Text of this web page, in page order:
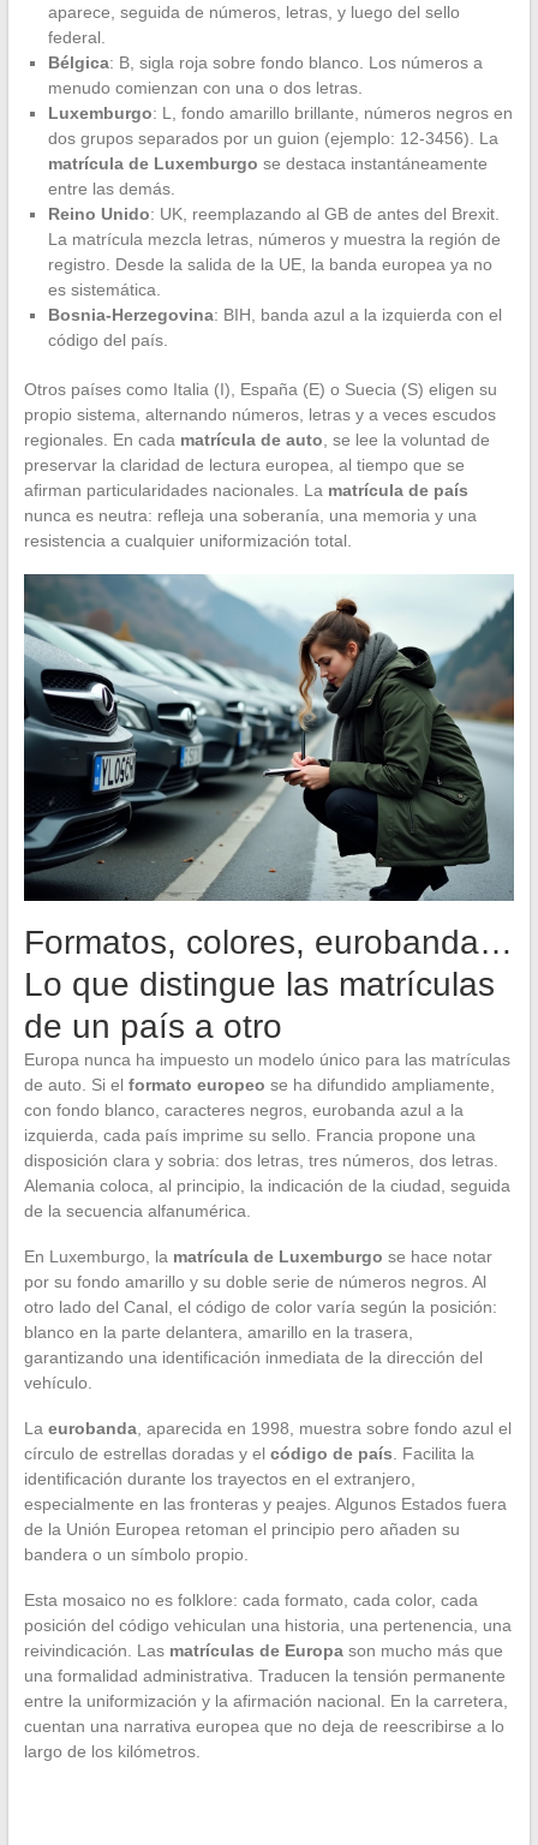
aparece, seguida de números, letras, y luego del sello
federal.
Bélgica: B, sigla roja sobre fondo blanco. Los números a
menudo comienzan con una o dos letras.
Luxemburgo: L, fondo amarillo brillante, números negros en
dos grupos separados por un guion (ejemplo: 12-3456). La
matrícula de Luxemburgo se destaca instantáneamente
entre las demás.
Reino Unido: UK, reemplazando al GB de antes del Brexit.
La matrícula mezcla letras, números y muestra la región de
registro. Desde la salida de la UE, la banda europea ya no
es sistemática.
Bosnia-Herzegovina: BIH, banda azul a la izquierda con el
código del país.
Otros países como Italia (I), España (E) o Suecia (S) eligen su
propio sistema, alternando números, letras y a veces escudos
regionales. En cada matrícula de auto , se lee la voluntad de
preservar la claridad de lectura europea, al tiempo que se
afirman particularidades nacionales. La matrícula de país
nunca es neutra: refleja una soberanía, una memoria y una
resistencia a cualquier uniformización total.
Formatos, colores, eurobanda…
Lo que distingue las matrículas
de un país a otro
Europa nunca ha impuesto un modelo único para las matrículas
de auto. Si el formato europeo se ha difundido ampliamente,
con fondo blanco, caracteres negros, eurobanda azul a la
izquierda, cada país imprime su sello. Francia propone una
disposición clara y sobria: dos letras, tres números, dos letras.
Alemania coloca, al principio, la indicación de la ciudad, seguida
de la secuencia alfanumérica.
En Luxemburgo, la matrícula de Luxemburgo se hace notar
por su fondo amarillo y su doble serie de números negros. Al
otro lado del Canal, el código de color varía según la posición:
blanco en la parte delantera, amarillo en la trasera,
garantizando una identificación inmediata de la dirección del
vehículo.
La eurobanda, aparecida en 1998, muestra sobre fondo azul el
círculo de estrellas doradas y el código de país . Facilita la
identificación durante los trayectos en el extranjero,
especialmente en las fronteras y peajes. Algunos Estados fuera
de la Unión Europea retoman el principio pero añaden su
bandera o un símbolo propio.
Esta mosaico no es folklore: cada formato, cada color, cada
posición del código vehiculan una historia, una pertenencia, una
reivindicación. Las matrículas de Europason mucho más que
una formalidad administrativa. Traducen la tensión permanente
entre la uniformización y la afirmación nacional. En la carretera,
cuentan una narrativa europea que no deja de reescribirse a lo
largo de los kilómetros.